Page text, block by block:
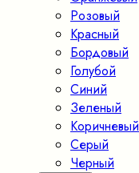
Розовый
Красный
Бордовый
Голубой
Синий
Зеленый
Коричневый
Серый
Черный